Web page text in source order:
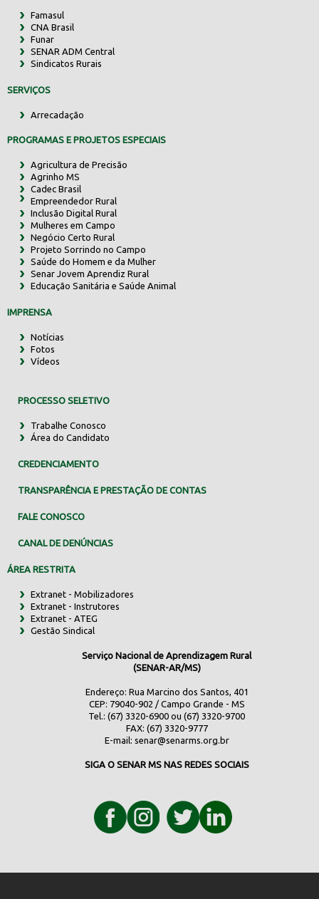
Famasul
CNA Brasil
Funar
SENAR ADM Central
Sindicatos Rurais
SERVIÇOS
Arrecadação
PROGRAMAS E PROJETOS ESPECIAIS
Agricultura de Precisão
Agrinho MS
Cadec Brasil
Empreendedor Rural
Inclusão Digital Rural
Mulheres em Campo
Negócio Certo Rural
Projeto Sorrindo no Campo
Saúde do Homem e da Mulher
Senar Jovem Aprendiz Rural
Educação Sanitária e Saúde Animal
IMPRENSA
Notícias
Fotos
Vídeos
PROCESSO SELETIVO
Trabalhe Conosco
Área do Candidato
CREDENCIAMENTO
TRANSPARÊNCIA E PRESTAÇÃO DE CONTAS
FALE CONOSCO
CANAL DE DENÚNCIAS
ÁREA RESTRITA
Extranet - Mobilizadores
Extranet - Instrutores
Extranet - ATEG
Gestão Sindical
Serviço Nacional de Aprendizagem Rural
(SENAR-AR/MS)
Endereço: Rua Marcino dos Santos, 401
CEP: 79040-902 / Campo Grande - MS
Tel.: (67) 3320-6900 ou (67) 3320-9700
FAX: (67) 3320-9777
E-mail: senar@senarms.org.br
SIGA O SENAR MS NAS REDES SOCIAIS